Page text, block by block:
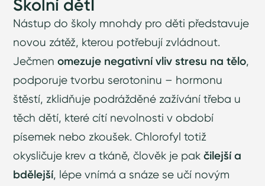
Školní dětI
Nástup do školy mnohdy pro děti představuje
novou zátěž, kterou potřebují zvládnout.
Ječmenomezuje negativní vliv stresu na tělo,
podporuje tvorbu serotoninu – hormonu
štěstí, zklidňuje podrážděné zažívání třeba u
těch dětí, které cítí nevolnosti v období
písemek nebo zkoušek. Chlorofyl totiž
okysličuje krev a tkáně, člověk je pakčilejší a
bdělejší, lépe vnímá a snáze se učí novým